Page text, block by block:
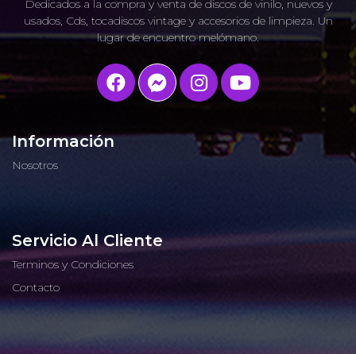
Dedicados a la compra y venta de discos de vinilo, nuevos y
usados, Cds, tocadiscos vintage y accesorios de limpieza. Un
lugar de encuentro melómano.
Información
Nosotros
Servicio Al Cliente
Terminos y Condiciones
Contacto